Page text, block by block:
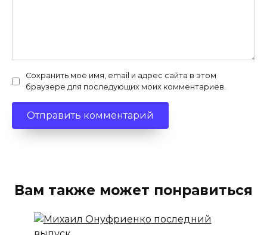
Сохранить моё имя, email и адрес сайта в этом
браузере для последующих моих комментариев.
Вам также может понравиться